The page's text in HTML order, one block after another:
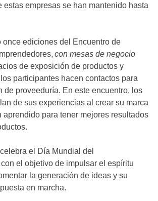
estas empresas se han mantenido hasta
once ediciones del Encuentro de
con mesas de negocio
de exposición de productos y
participantes hacen contactos para
de proveeduría. En este encuentro, los
de sus experiencias al crear su marca
aprendido para tener mejores resultados
el Día Mundial del
el objetivo de impulsar el espíritu
la generación de ideas y su
en marcha.